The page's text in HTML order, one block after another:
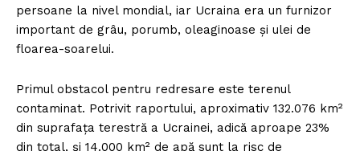
persoane la nivel mondial, iar Ucraina era un furnizor
important de grâu, porumb, oleaginoase și ulei de
floarea-soarelui.
Primul obstacol pentru redresare este terenul
contaminat. Potrivit raportului, aproximativ 132.076 km²
din suprafața terestră a Ucrainei, adică aproape 23%
din total, și 14.000 km² de apă sunt la risc de